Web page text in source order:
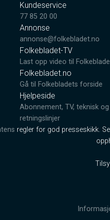
Kundeservice
77 85 20 00
Annonse
annonse@folkebladet.no
Folkebladet-TV
Last opp video til
Folkebladet.no
Gå til Folkebladets forside
Hjelpeside
Abonnement, TV, teknisk og
retningslinjer
regler for god presseskikk.